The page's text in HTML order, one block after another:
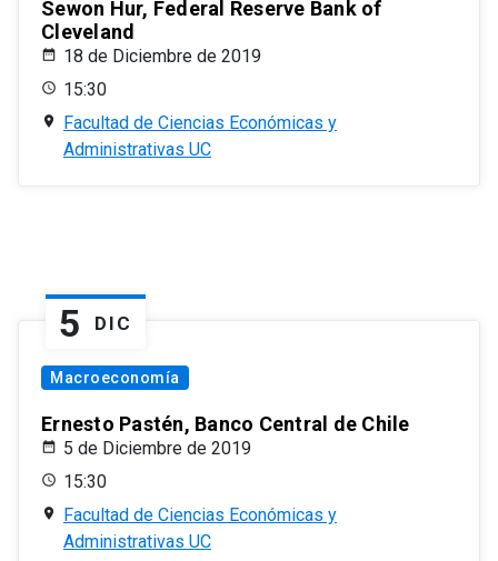
Sewon Hur, Federal Reserve Bank of
Cleveland
18 de Diciembre de 2019
15:30
Facultad de Ciencias Económicas y
Administrativas UC
5 DIC
Macroeconomía
Ernesto Pastén, Banco Central de Chile
5 de Diciembre de 2019
15:30
Facultad de Ciencias Económicas y
Administrativas UC